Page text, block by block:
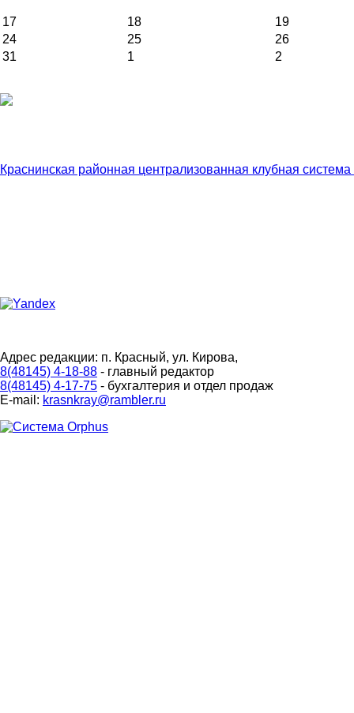
17 18
19
24
25
26
31
1 2
Краснинская районная централизованная клубная
Адрес редакции: п. Красный, ул. Кирова,
8(48145) 4-18-88 - главный редактор
8(48145) 4-17-75 - бухгалтерия и отдел продаж
E-mail: krasnkray@rambler.ru